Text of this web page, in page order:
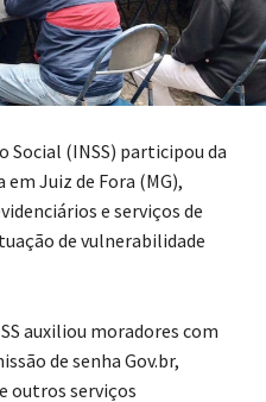
(INSS) participou da
Juiz de Fora (MG),
e serviços de
de vulnerabilidade
auxiliou moradores com
de senha Gov.br,
outros serviços